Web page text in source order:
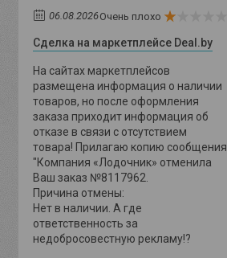
06.08.2026Очень плохо
Сделка на маркетплейсе Deal.by
На сайтах маркетплейсов
размещена информация о наличии
товаров, но после оформления
заказа приходит информация об
отказе в связи с отсутствием
товара! Прилагаю копию сообщения
"Компания «Лодочник» отменила
Ваш заказ №8117962.
Причина отмены:
Нет в наличии. А где
ответственность за
недобросовестную рекламу!?